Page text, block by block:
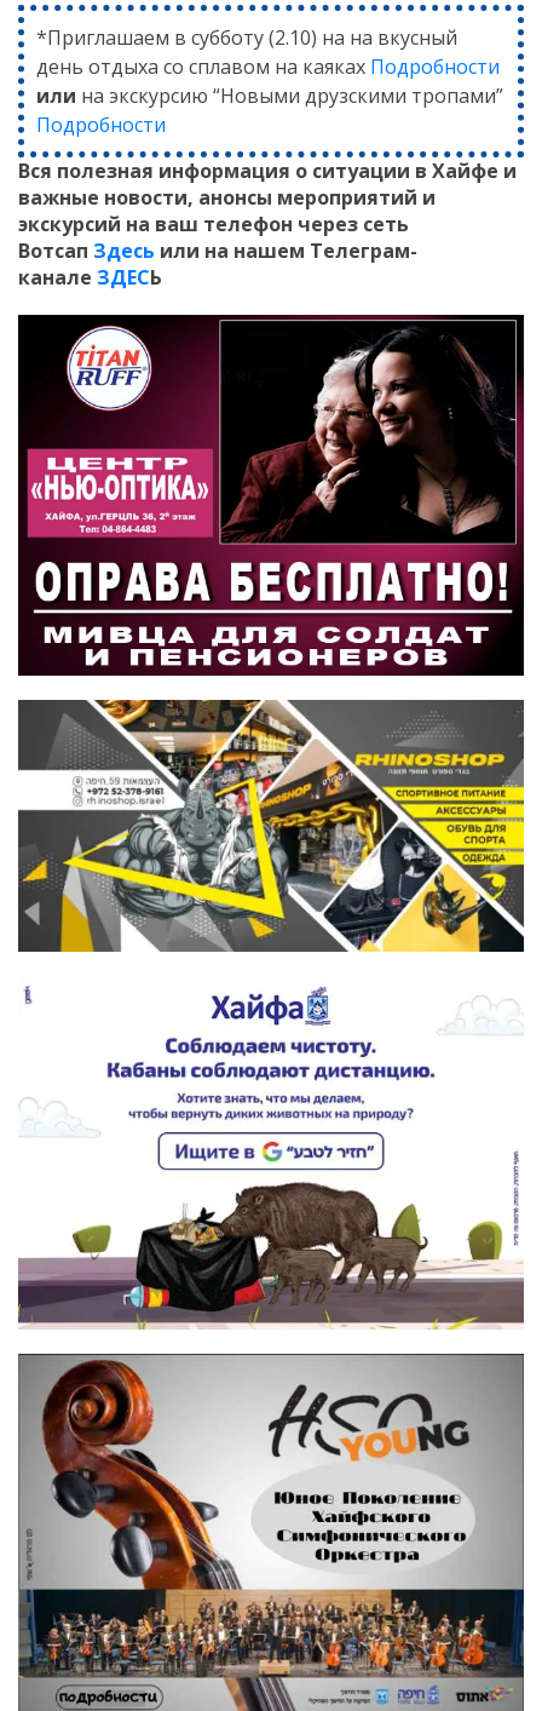
*Приглашаем в субботу (2.10) на на вкусный
день отдыха со сплавом на каяках Подробности
или на экскурсию “Новыми друзскими тропами”
Подробности
Вся полезная информация о ситуации в Хайфе и
важные новости, анонсы мероприятий и
экскурсий на ваш телефон через сеть
Вотсап Здесь или на нашем Телеграм-
канале ЗДЕСЬ